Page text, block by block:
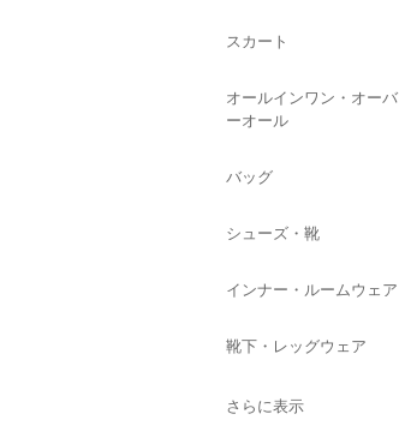
スカート
オールインワン・オーバ
ーオール
バッグ
シューズ・靴
インナー・ルームウェア
靴下・レッグウェア
さらに表示